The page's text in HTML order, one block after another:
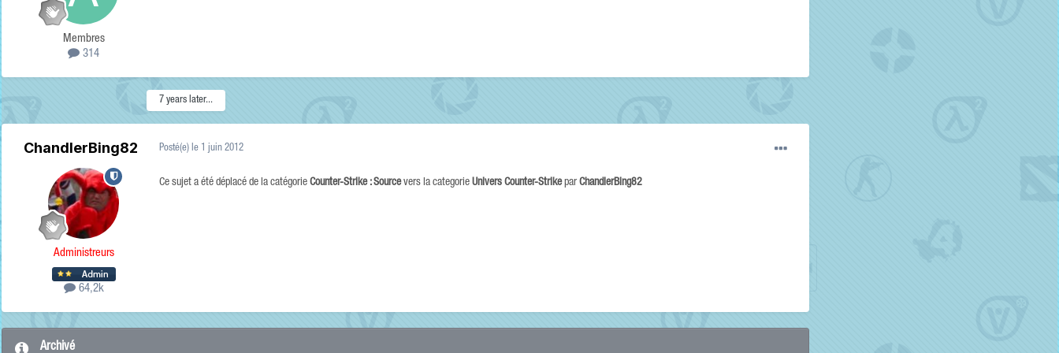
Membres
314
7 years later...
ChandlerBing82
Administreurs
64,2k
Posté(e) le 1 juin 2012
Ce sujet a été déplacé de la catégorie Counter-Strike : Sourcevers la categorie Univers Counter-Strikepar ChandlerBing82
Archivé